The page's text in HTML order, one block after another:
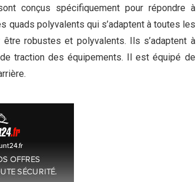
conçus spécifiquement pour répondre à
polyvalents qui s’adaptent à toutes les
être robustes et polyvalents. Ils s’adaptent à
traction des équipements. Il est équipé de